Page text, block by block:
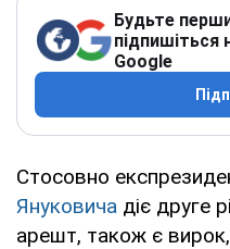
Будьте
підпишіться
Google
Стосовно
Януковича діє друге
арешт, також є вирок,